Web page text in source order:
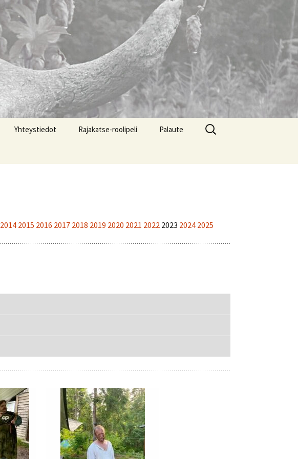
Yhteystiedot Rajakatse-roolipeli Palaute
Haku:
2014 2015 2016 2017 2018 2019 2020 2021 2022 2023 2024 2025